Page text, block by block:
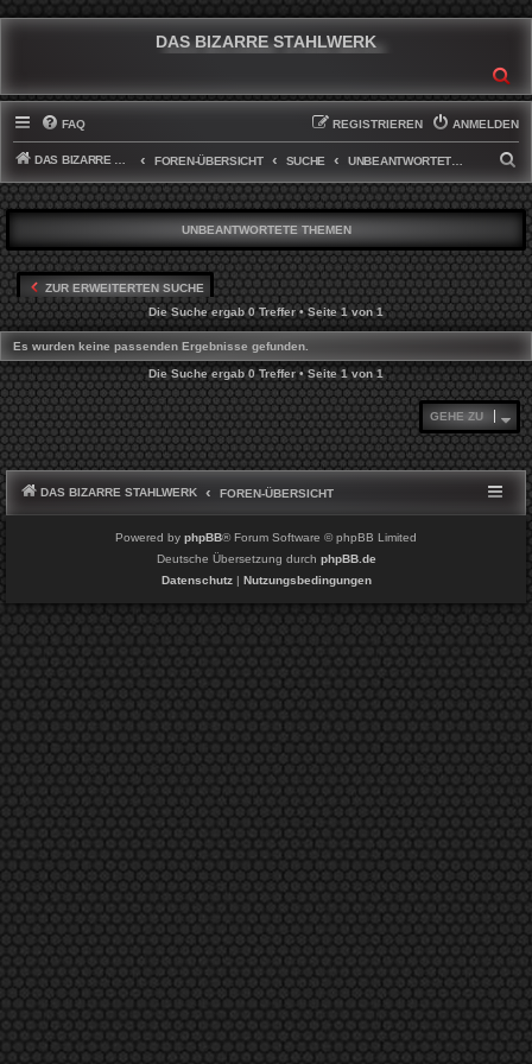
DAS BIZARRE STAHLWERK
FAQ ANMELDEN
REGISTRIEREN
DAS BIZARRE STAHLWERK FOREN-ÜBERSICHT SUCHE
U
C
H
E
UNBEANTWORTETE THEMEN
ZUR ERWEITERTEN SUCHE
Die Suche ergab 0 Treffer • Seite1von1
Es wurden keine passenden Ergebnisse gefunden.
Die Suche ergab 0 Treffer • Seite1von1
GEHE ZU
DAS BIZARRE STAHLWERK FOREN-ÜBERSICHT
Powered by phpBB® Forum Software © phpBB Limited
Deutsche Übersetzung durch phpBB.de
Datenschutz| Nutzungsbedingungen